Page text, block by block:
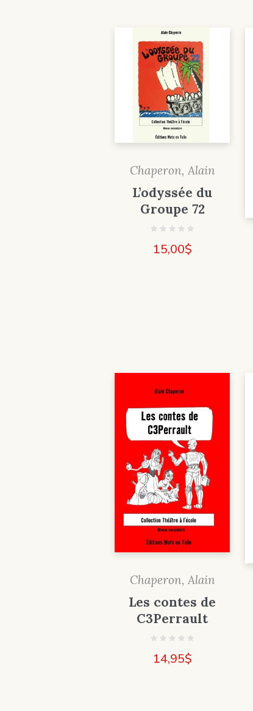
Chaperon, Alain
L’odyssée du
Groupe 72
15,00$
Chaperon, Alain
Les contes de
C3Perrault
14,95$